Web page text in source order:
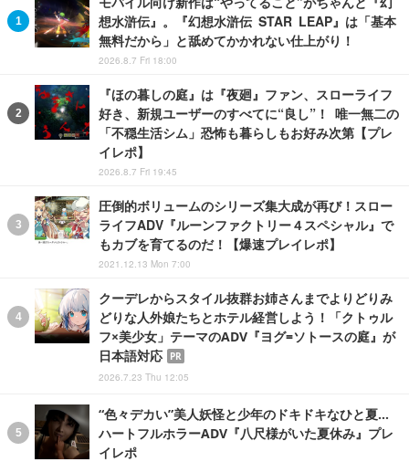
想水滸伝』。『幻想水滸伝 STAR LEAP』は「基本
無料だから」と舐めてかかれない仕上がり！
2026.8.7 Fri 18:00
『ほの暮しの庭』は『夜廻』ファン、スローライフ
好き、新規ユーザーのすべてに“良し”！ 唯一無二の
「不穏生活シム」恐怖も暮らしもお好み次第【プレ
イレポ】
2026.8.7 Fri 19:45
圧倒的ボリュームのシリーズ集大成が再び！スロー
ライフADV『ルーンファクトリー４スペシャル』で
もカブを育てるのだ！【爆速プレイレポ】
2021.12.13 Mon 7:00
クーデレからスタイル抜群お姉さんまでよりどりみ
どりな人外娘たちとホテル経営しよう！「クトゥル
フ×美少女」テーマのADV『ヨグ=ソトースの庭』が
日本語対応
PR
2026.7.23 Thu 12:05
“色々デカい”美人妖怪と少年のドキドキなひと夏…
ハートフルホラーADV『八尺様がいた夏休み』プレ
イレポ